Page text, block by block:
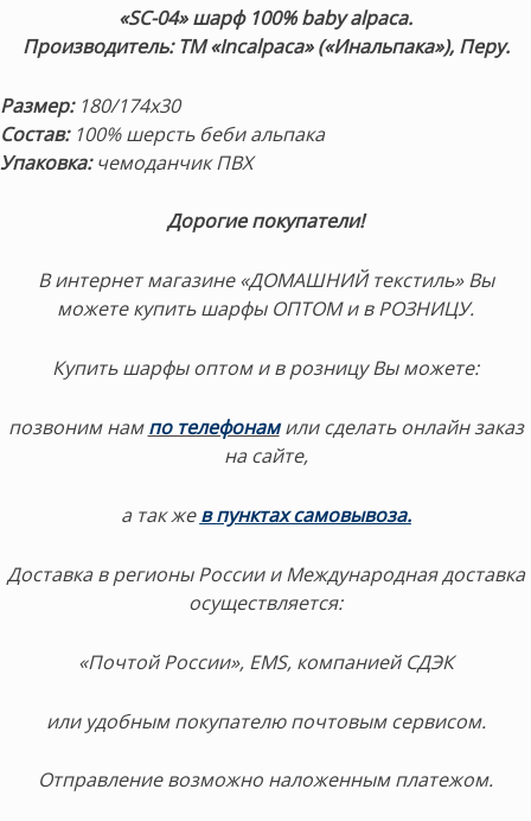
«SC-04» шарф 100% baby alpaca.
Производитель: ТМ «Incalpaca» («Инальпака»), Перу.
Размер:180/174х30
Состав:100% шерсть беби альпака
Упаковка:чемоданчик ПВХ
Дорогие покупатели!
В интернет магазине «ДОМАШНИЙ текстиль» Вы
можете купить шарфы ОПТОМ и в РОЗНИЦУ.
Купить шарфы оптом и в розницу Вы можете:
позвоним нампо телефонамили сделать онлайн заказ
на сайте,
а так жевпунктах самовывоза.
Доставка в регионы России и Международная доставка
осуществляется:
«Почтой России», EMS, компанией СДЭК
или удобным покупателю почтовым сервисом.
Отправление возможно наложенным платежом.